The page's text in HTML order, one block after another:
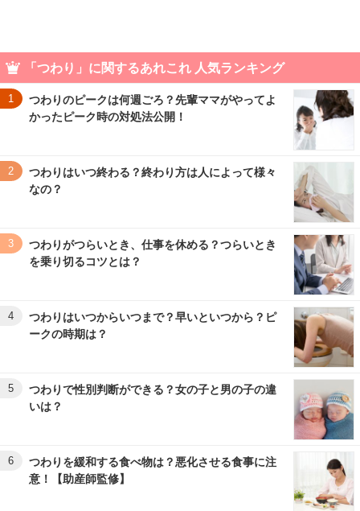
「つわり」に関するあれこれ 人気ランキング
1
つわりのピークは何週ごろ？先輩ママがやってよ
かったピーク時の対処法公開！
2
つわりはいつ終わる？終わり方は人によって様々
なの？
3
つわりがつらいとき、仕事を休める？つらいとき
を乗り切るコツとは？
4
つわりはいつからいつまで？早いといつから？ピ
ークの時期は？
5
つわりで性別判断ができる？女の子と男の子の違
いは？
6
つわりを緩和する食べ物は？悪化させる食事に注
意！【助産師監修】